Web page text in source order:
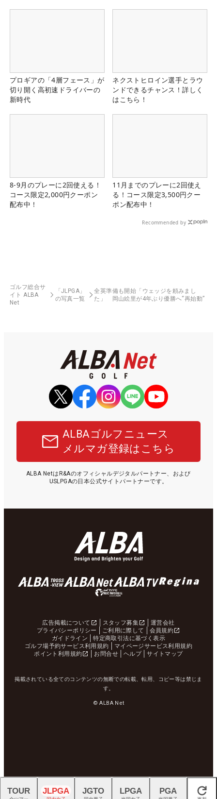
プロギアの「4層フェース」が
切り開く高初速ドライバーの
新時代
ネクストヒロイン選手とラウ
ンドできるチャンス！詳しく
はこちら！
8-9月のプレーに2回使える！
コース限定2,000円クーポン
配布中！
11月までのプレーに2回使え
る！コース限定3,500円クー
ポン配布中！
Recommended by
ゴルフ総合サ
イト ALBA
Net
「JLPGA」
の写真一覧
全英準備も開始「ウェッジを頼みまし
た」 岡山絵里が4年ぶり優勝へ“再始動”
ALBAゴルフニュース
メルマガ登録はこちら
ALBA NetはR&Aのオフィシャルデジタルパートナー、および
USLPGAの日本公式サイトパートナーです。
広告掲載について スタッフ募集
運営会社
プライバシーポリシー
ご利用に際して
会員規約
ガイドライン
特定商取引法に基づく表示
ゴルフ場予約サービス利用規約
マイページサービス利用規約
ポイント利用規約
お問合せ ヘルプ サイトマップ
掲載されている全てのコンテンツの無断での転載、転用、コピー等は禁じま
す。
© ALBA Net
閉じる
TOUR JLPGA JGTO LPGA PGA